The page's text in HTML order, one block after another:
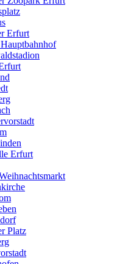
Erfurt
Erfurt
Platz